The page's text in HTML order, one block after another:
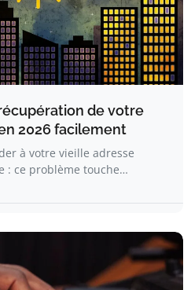
de votre
2026 facilement
à votre vieille adresse
: ce problème touche…